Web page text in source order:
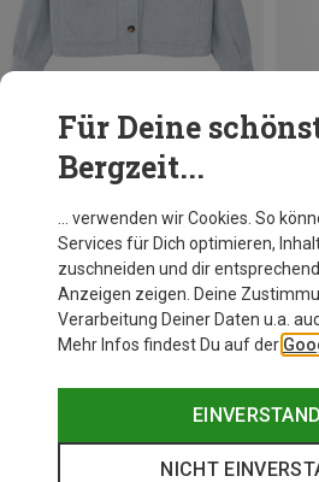
Du sparst 32%
Für Deine
Bergzeit...
… verwenden wir Cookies. So
Services für Dich optimieren,
zuschneiden und dir
Anzeigen zeigen. Deine
Verarbeitung Deiner Daten u.a.
Mehr Infos findest Du auf der
NICHT